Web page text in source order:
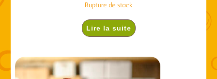
Rupture de stock
Lire la suite